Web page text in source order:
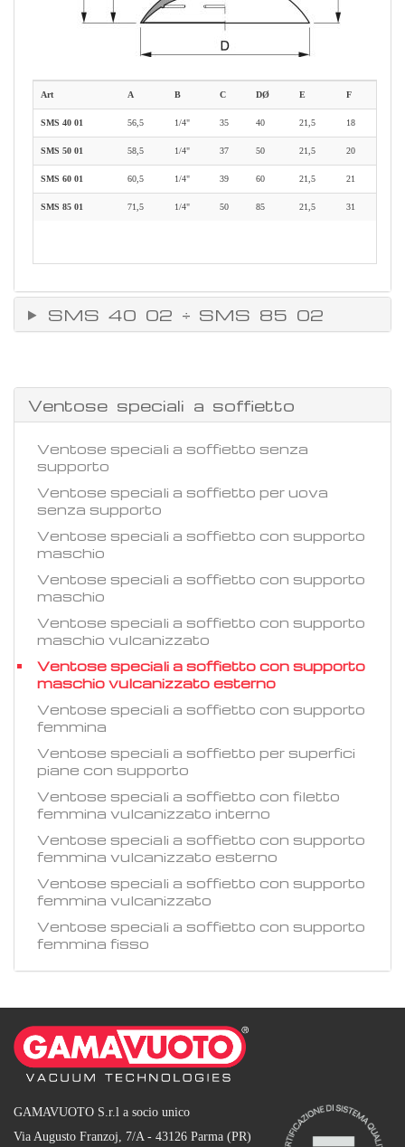
Art A B C DØ E F
SMS 40 01 56,5 1/4" 35 40 21,5 18
SMS 50 01 58,5 1/4" 37 50 21,5 20
SMS 60 01 60,5 1/4" 39 60 21,5 21
SMS 85 01 71,5 1/4" 50 85 21,5 31
SMS 40 02 ÷ SMS 85 02
Ventose speciali a soffietto
Ventose speciali a soffietto senza
supporto
Ventose speciali a soffietto per uova
senza supporto
Ventose speciali a soffietto con supporto
maschio
Ventose speciali a soffietto con supporto
maschio
Ventose speciali a soffietto con supporto
maschio vulcanizzato
Ventose speciali a soffietto con supporto
maschio vulcanizzato esterno
Ventose speciali a soffietto con supporto
femmina
Ventose speciali a soffietto per superfici
piane con supporto
Ventose speciali a soffietto con filetto
femmina vulcanizzato interno
Ventose speciali a soffietto con supporto
femmina vulcanizzato esterno
Ventose speciali a soffietto con supporto
femmina vulcanizzato
Ventose speciali a soffietto con supporto
femmina fisso
GAMAVUOTO S.r.l a socio unico
Via Augusto Franzoj, 7/A - 43126 Parma (PR)